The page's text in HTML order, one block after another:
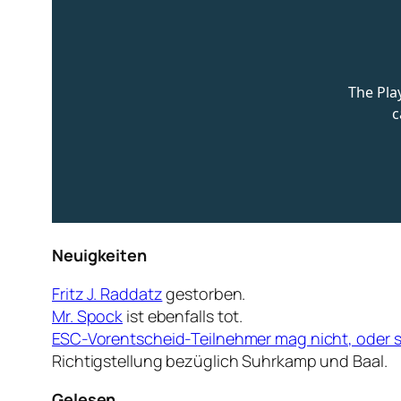
Neuigkeiten
Fritz J. Raddatzgestorben.
Mr. Spock ist ebenfalls tot.
ESC-Vorentscheid-Teilnehmer mag nicht, oder
Richtigstellung bezüglich Suhrkamp und Baal.